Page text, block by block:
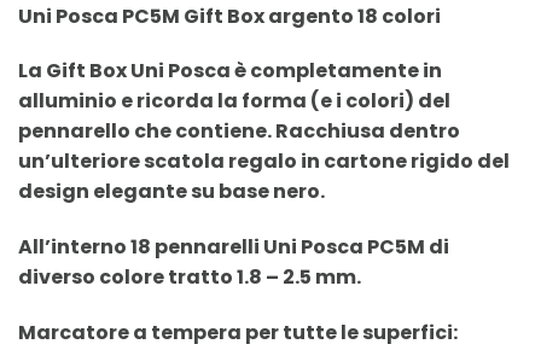
Uni Posca PC5M Gift Box argento 18 colori
La Gift Box Uni Posca è completamente in
alluminio e ricorda la forma (e i colori) del
pennarello che contiene. Racchiusa dentro
un’ulteriore scatola regalo in cartone rigido del
design elegante su base nero.
All’interno 18 pennarelli Uni Posca PC5M di
diverso colore tratto 1.8 – 2.5 mm.
Marcatore a tempera per tutte le superfici: